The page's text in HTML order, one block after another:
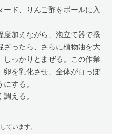
ード、りんご酢をボールに入
度加えながら、泡立て器で攪
ざったら、さらに植物油を大
しっかりとまぜる。この作業
卵を乳化させ、全体が白っぽ
する。
える。
ています。